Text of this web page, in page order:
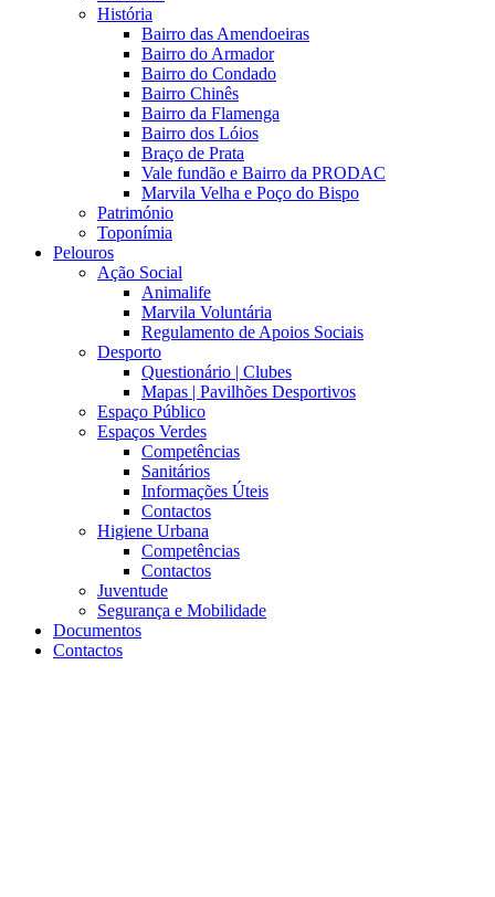
História
Bairro das Amendoeiras
Bairro do Armador
Bairro do Condado
Bairro Chinês
Bairro da Flamenga
Bairro dos Lóios
Braço de Prata
Vale fundão e Bairro da PRODAC
Marvila Velha e Poço do Bispo
Património
Toponímia
Pelouros
Ação Social
Animalife
Marvila Voluntária
Regulamento de Apoios Sociais
Desporto
Questionário | Clubes
Mapas | Pavilhões Desportivos
Espaço Público
Espaços Verdes
Competências
Sanitários
Informações Úteis
Contactos
Higiene Urbana
Competências
Contactos
Juventude
Segurança e Mobilidade
Documentos
Contactos